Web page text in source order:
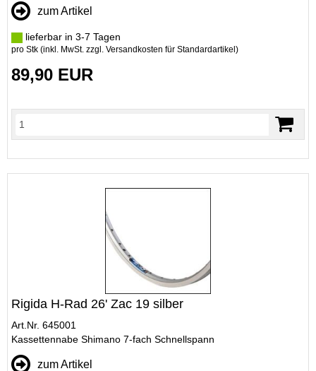
zum Artikel
lieferbar in 3-7 Tagen
pro Stk (inkl. MwSt. zzgl. Versandkosten für Standardartikel )
89,90 EUR
Rigida H-Rad 26' Zac 19 silber
Art.Nr. 645001
Kassettennabe Shimano 7-fach Schnellspann
zum Artikel